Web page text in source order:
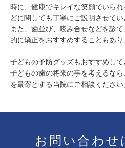
時に、健康でキレイな笑顔でいら
どに関しても丁寧にご説明させてい
また、歯並び、咬み合せなどを診
的に矯正をおすすめすることもあり
子どもの予防グッズもおすすめして
子どもの歯の将来の事を考えるな
を最寄とする当院にご相談ください
お問い合わせ